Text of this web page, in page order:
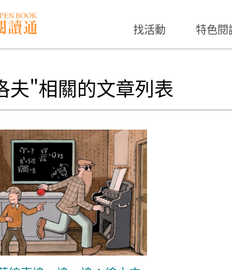
找活動 特色閱
夫"相關的文章列表